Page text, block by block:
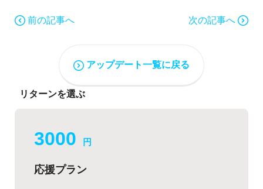
前の記事へ 次の記事へ
アップデート一覧に戻る
リターンを選ぶ
3000 円
応援プラン